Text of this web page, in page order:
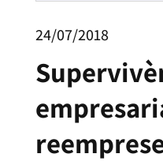
24/07/2018